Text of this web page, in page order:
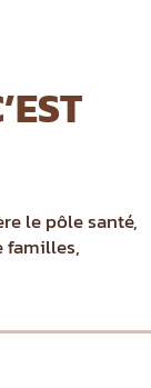
le pôle santé,
familles,